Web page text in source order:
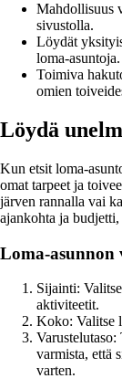
Mahdollisuus
sivustolla.
Löydät
loma-asuntoja.
Toimiva
omien
Löydä
Kun etsit loma-
omat tarpeet ja
järven rannalla vai
ajankohta ja
Loma-
Sijainti:
aktiviteetit.
Koko: Valitse
Varustelutaso:
varmista, että
varten.